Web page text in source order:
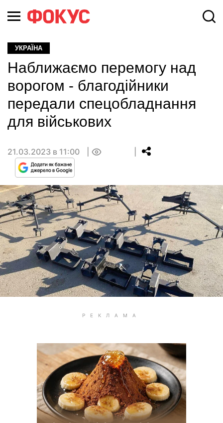
УКРАЇНА
Наближаємо перемогу над
ворогом - благодійники
передали спецобладнання
для військових
21.03.2023 в 11:00